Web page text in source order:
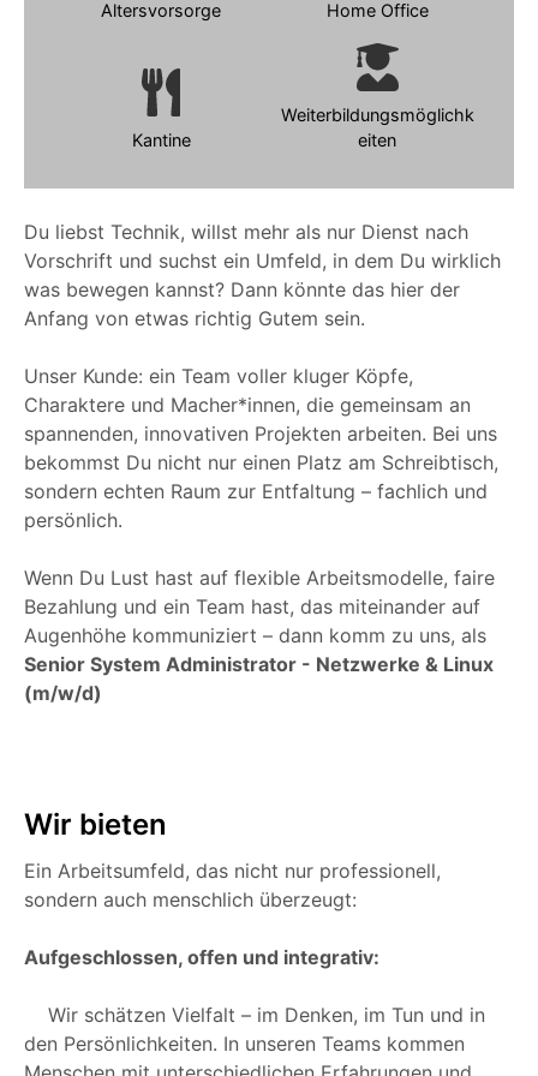
Du liebst Technik, willst mehr als nur Dienst nach
Vorschrift und suchst ein Umfeld, in dem Du wirklich
was bewegen kannst? Dann könnte das hier der
Anfang von etwas richtig Gutem sein.
Unser Kunde: ein Team voller kluger Köpfe,
Charaktere und Macher*innen, die gemeinsam an
spannenden, innovativen Projekten arbeiten. Bei uns
bekommst Du nicht nur einen Platz am Schreibtisch,
sondern echten Raum zur Entfaltung – fachlich und
persönlich.
Wenn Du Lust hast auf flexible Arbeitsmodelle, faire
Bezahlung und ein Team hast, das miteinander auf
Augenhöhe kommuniziert – dann komm zu uns, als
Senior System Administrator - Netzwerke & Linux
(m/w/d)
Wir bieten
Ein Arbeitsumfeld, das nicht nur professionell,
sondern auch menschlich überzeugt:
Aufgeschlossen, offen und integrativ:
Wir schätzen Vielfalt – im Denken, im Tun und in
den Persönlichkeiten. In unseren Teams kommen
Altersvorsorge Home Office
Kantine
Weiterbildungsmöglichk
eiten